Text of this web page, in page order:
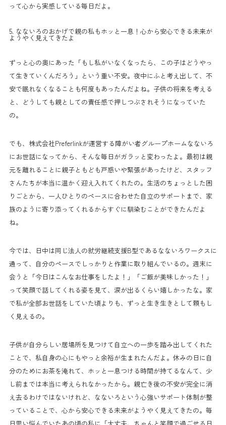
って心から実感している毎日だよ。
5. なないろのおかげで親の私もホッと一息！心から安心できる未来が
ようやく見えてきたよ
ずっと心の奥にあった「もし私がいなくなったら、この子はどうやっ
て生きていくんだろう」という重い不安。夜中にふと考え出して、不
安で眠れなくなることも何度もあったんだよね。子供の将来を考える
と、どうしても親としての責任感で押しつぶされそうになっていた
の。
でも、株式会社Preferlinkが運営する障がい者グループホームなないろ
にお世話になってから、そんな毎日がガラッと変わったよ。最初は親
元を離れることに親子ともども戸惑いや緊張があったけど、スタッフ
さんたちが本当に温かく迎え入れてくれたの。生活のちょっとした困
りごとから、一人ひとりのペースに合わせた自立のサポートまで、家
族のように寄り添ってくれるからすぐに馴染むことができたんだよ
ね。
今では、日中は同じ法人の就労継続支援B型であるなないろワークスに
通って、自分のペースでしっかりと作業に取り組んでいるの。週末に
会うと「今日はこんなお仕事をしたよ！」「ご飯が美味しかった！」
って笑顔で話してくれる姿を見て、涙が出るくらい嬉しかったな。家
で私が全部お世話をしていた頃よりも、ずっと生き生きとして頼もし
く見えるの。
子供が自分らしい居場所を見つけて自立への一歩を踏み出してくれた
ことで、私自身の心にもやっと余裕が生まれたんだよ。休みの日に自
分のためにお茶を淹れて、ホッと一息つける時間が持てるなんて、少
し前までは本当に考えられなかったから。親亡き後の不安が完全に消
え去るわけではないけれど、なないろという心強いサポート体制が整
っていることで、心から安心できる未来がようやく見えてきたの。毎
日思い悩んでいたあの頃の私に「大丈夫、ちゃんと笑顔で過ごせる日